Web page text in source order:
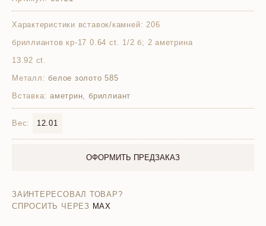
Характеристики вставок/камней: 206
бриллиантов кр-17 0.64 ct. 1/2 б; 2 аметрина
13.92 ct.
Металл: белое золото 585
Вставка: аметрин, бриллиант
Вес: 12.01
ОФОРМИТЬ ПРЕДЗАКАЗ
ЗАИНТЕРЕСОВАЛ ТОВАР?
СПРОСИТЬ ЧЕРЕЗ MAX